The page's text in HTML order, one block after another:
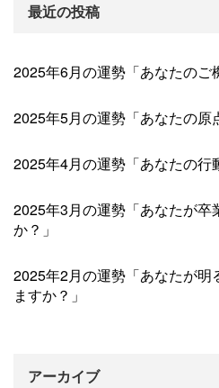
最近の投稿
2025年6月の運勢「あなたのご
2025年5月の運勢「あなたの原
2025年4月の運勢「あなたの行
2025年3月の運勢「あなたが卒
か？」
2025年2月の運勢「あなたが明
ますか？」
アーカイブ